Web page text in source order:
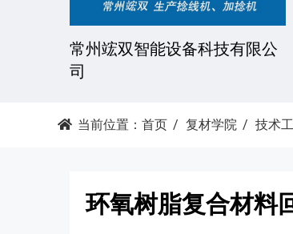
常州竤双智能设备科技有限公
司
当前位置： 首页 复材学院 技术
环氧树脂复合材料